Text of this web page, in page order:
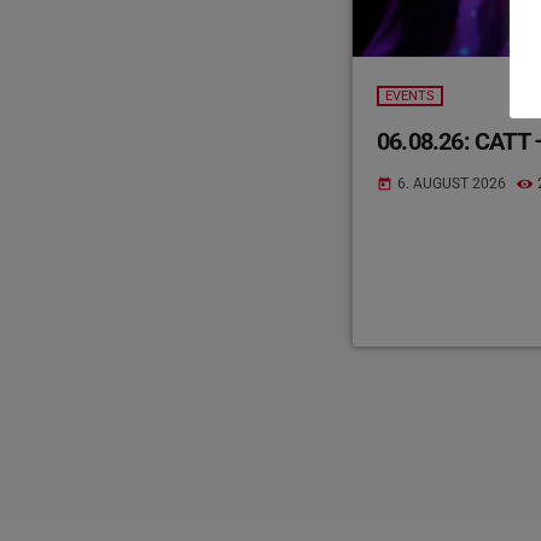
EVENTS
06.08.26: CATT
today 6. AUGUST 2026